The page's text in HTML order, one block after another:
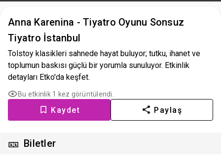
Anna Karenina - Tiyatro Oyunu Sonsuz
Tiyatro İstanbul
Tolstoy klasikleri sahnede hayat buluyor; tutku, ihanet ve
toplumun baskısı güçlü bir yorumla sunuluyor. Etkinlik
detayları Etko'da keşfet.
Bu etkinlik 1 kez görüntülendi.
Kaydet Paylaş
🎫 Biletler